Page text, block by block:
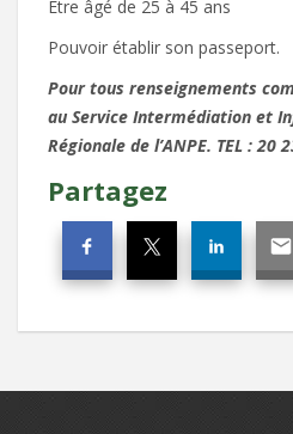
Être âgé de 25 à 45 ans
Pouvoir établir son passeport.
Pour tous renseignements
au Service Intermédiation et
Régionale de l’ANPE. TEL : 20
Partagez